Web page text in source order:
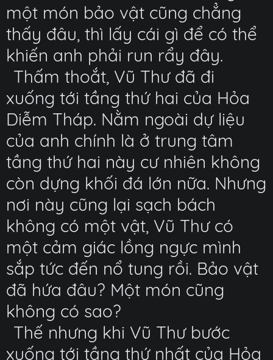
một món bảo vật cũng chẳng
thấy đâu, thì lấy cái gì để có thể
khiến anh phải run rẩy đây.
Thấm thoắt, Vũ Thư đã đi
xuống tới tầng thứ hai của Hỏa
Diễm Tháp. Nằm ngoài dự liệu
của anh chính là ở trung tâm
tầng thứ hai này cư nhiên không
còn dựng khối đá lớn nữa. Nhưng
nơi này cũng lại sạch bách
không có một vật, Vũ Thư có
một cảm giác lồng ngực mình
sắp tức đến nổ tung rồi. Bảo vật
đã hứa đâu? Một món cũng
không có sao?
Thế nhưng khi Vũ Thư bước
xuống tới tầng thứ nhất của Hỏa